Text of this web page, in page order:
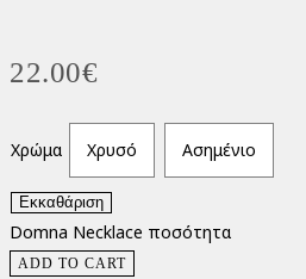
22.00€
Χρώμα Χρυσό Ασημένιο
Εκκαθάριση
Domna Necklace ποσότητα
ADD TO CART